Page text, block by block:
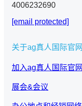
4006232690
[email protected]
关于ag真人国际官网
加入ag真人国际官网
展会&会议